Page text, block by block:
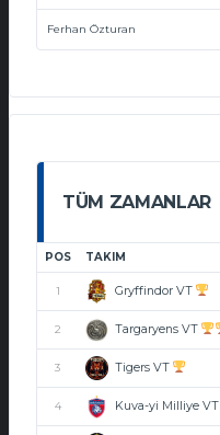
Ferhan Özturan
TÜM ZAMANLAR
POS TAKIM
1 Gryffindor VT
2 Targaryens VT
3 Tigers VT
4 Kuva-yi Milliye VT